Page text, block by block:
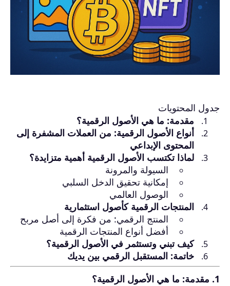
جدول المحتويات
مقدمة: ما هي الأصول الرقمية؟
أنواع الأصول الرقمية: من العملات المشفرة إلى
المحتوى الإبداعي
لماذا تكتسب الأصول الرقمية أهمية متزايدة؟
السيولة والمرونة
إمكانية تحقيق الدخل السلبي
الوصول العالمي
المنتجات الرقمية كأصول استثمارية
المنتج الرقمي: من فكرة إلى أصل مربح
أفضل أنواع المنتجات الرقمية
كيف تبني وتستثمر في الأصول الرقمية؟
خاتمة: المستقبل الرقمي بين يديك
1. مقدمة: ما هي الأصول الرقمية؟